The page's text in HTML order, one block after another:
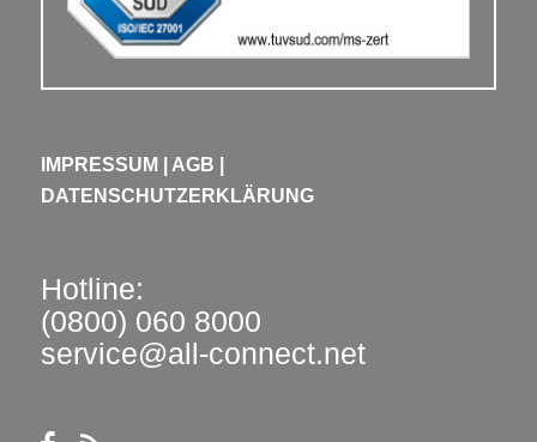
IMPRESSUM AGB
DATENSCHUTZERKLÄRUNG
Hotline:
(0800) 060 8000
service@all-connect.net